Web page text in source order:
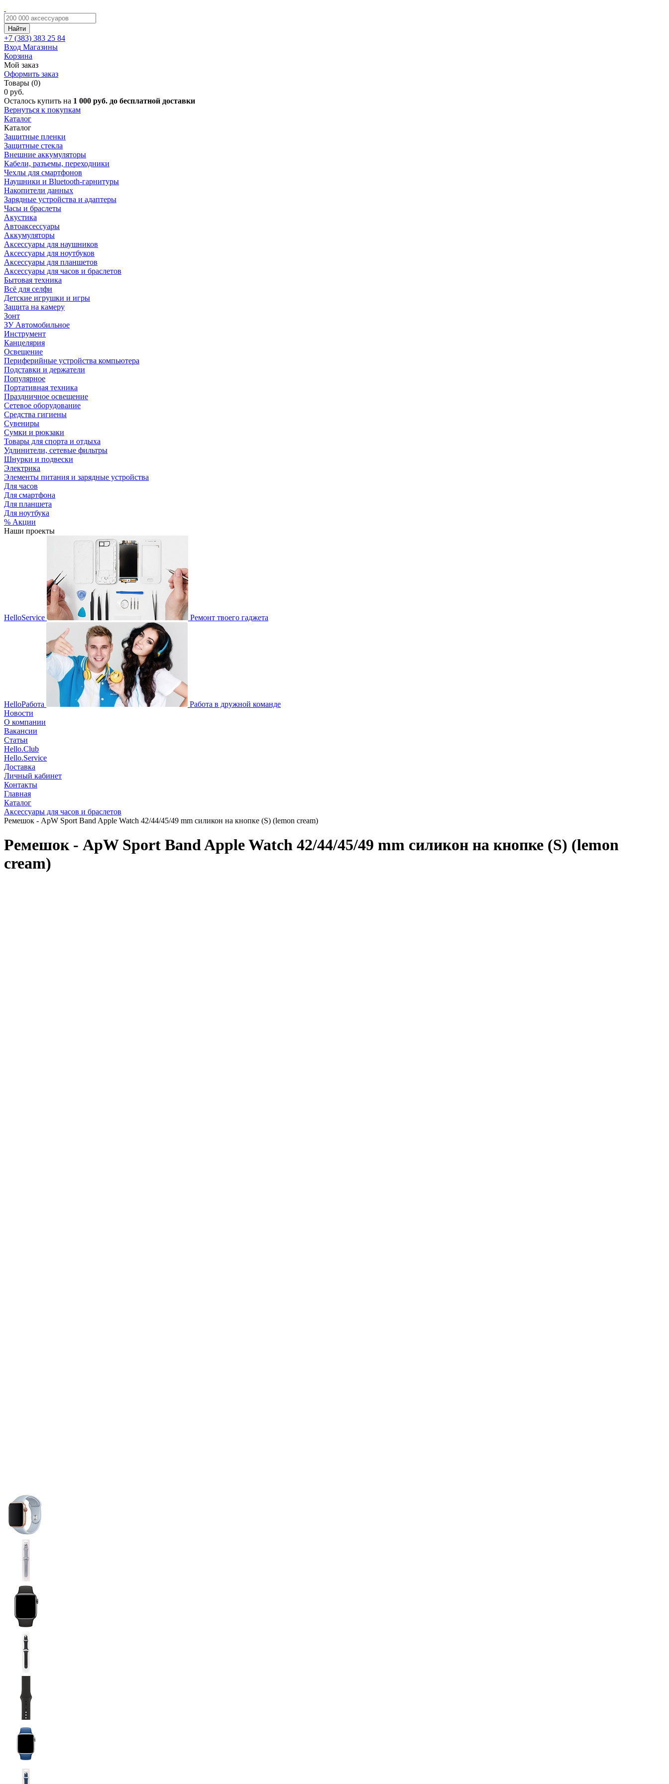
Найти
+7 (383) 383 25 84
Вход Магазины
Корзина
Мой заказ
Оформить заказ
Товары (0)
0 руб.
Осталось купить на 1 000 руб. до бесплатной доставки
Вернуться к покупкам
Каталог
Каталог
Защитные пленки
Защитные стекла
Внешние аккумуляторы
Кабели, разъемы, переходники
Чехлы для смартфонов
Наушники и Bluetooth-гарнитуры
Накопители данных
Зарядные устройства и адаптеры
Часы и браслеты
Акустика
Автоаксессуары
Аккумуляторы
Аксессуары для наушников
Аксессуары для ноутбуков
Аксессуары для планшетов
Аксессуары для часов и браслетов
Бытовая техника
Всё для селфи
Детские игрушки и игры
Защита на камеру
Зонт
ЗУ Автомобильное
Инструмент
Канцелярия
Освещение
Периферийные устройства компьютера
Подставки и держатели
Популярное
Портативная техника
Праздничное освещение
Сетевое оборудование
Средства гигиены
Сувениры
Сумки и рюкзаки
Товары для спорта и отдыха
Удлинители, сетевые фильтры
Шнурки и подвески
Электрика
Элементы питания и зарядные устройства
Для часов
Для смартфона
Для планшета
Для ноутбука
% Акции
Наши проекты
HelloService Ремонт твоего гаджета
HelloРабота
Работа в дружной команде
Новости
О компании
Вакансии
Статьи
Hello.Club
Hello.Service
Доставка
Личный кабинет
Контакты
Главная
Каталог
Аксессуары для часов и браслетов
Ремешок - ApW Sport Band Apple Watch 42/44/45/49 mm силикон на кнопке (S) (lemon cream)
Ремешок - ApW Sport Band Apple Watch 42/44/45/49 mm силикон на кнопке (S) (lemon
cream)